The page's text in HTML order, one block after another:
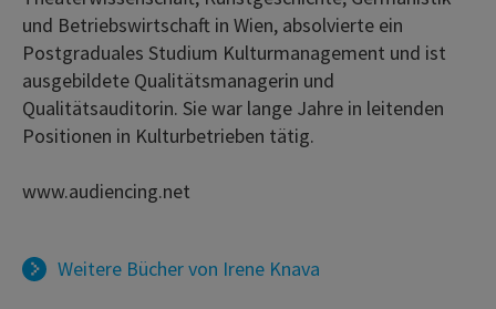
und Betriebswirtschaft in Wien, absolvierte ein
Postgraduales Studium Kulturmanagement und ist
ausgebildete Qualitätsmanagerin und
Qualitätsauditorin. Sie war lange Jahre in leitenden
Positionen in Kulturbetrieben tätig.
www.audiencing.net
Weitere Bücher von Irene Knava